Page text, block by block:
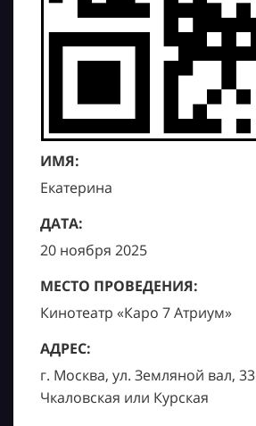
ИМЯ:
Екатерина
ДАТА:
20 ноября 2025
МЕСТО ПРОВЕДЕНИЯ:
Кинотеатр «Каро 7 Атриум»
АДРЕС:
г. Москва, ул. Земляной вал,
Чкаловская или Курская